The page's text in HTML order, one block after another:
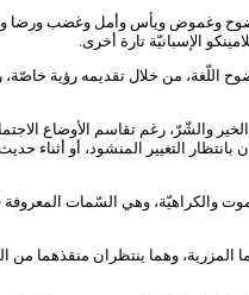
وضوح وغموض ويأس وأمل وغضب
الإسبانيّة تارة أخرى.
اللّغة، من خلال تقديمه رؤية
والشّرّ، رغم تقاسم الأوضاع
التغيير المنشود، أو أثناء
والكراهيّة، وهي السّمات
وهما ينتظران منقذهما من